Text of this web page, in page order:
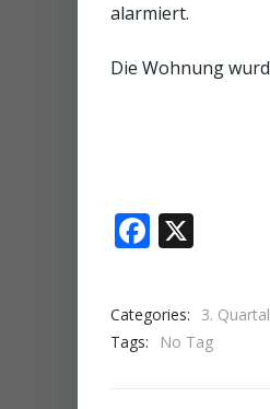
alarmiert.
Die Wohnung
Categories: 3.
Tags:
No Tag